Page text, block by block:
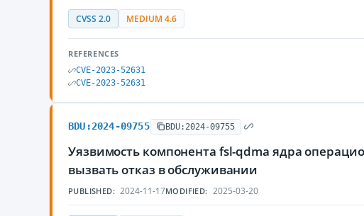
CVSS 2.0 MEDIUM 4.6
REFERENCES
CVE-2023-52631
CVE-2023-52631
BDU:2024-09755 BDU:2024-09755
Уязвимость компонента fsl-qdma ядра
вызвать отказ в обслуживании
PUBLISHED: 2024-11-17MODIFIED: 2025-03-20